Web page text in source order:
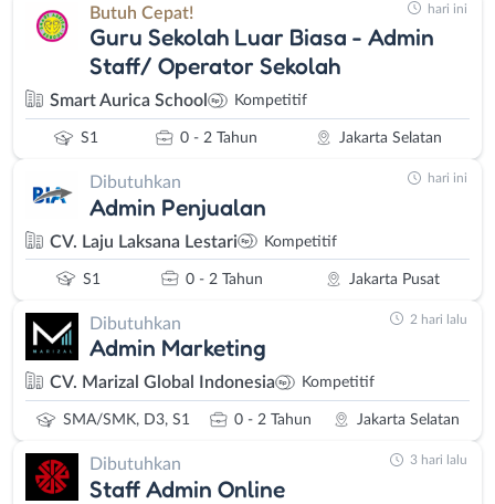
Butuh Cepat!
Guru Sekolah Luar Biasa - Admin
Staff/ Operator Sekolah
Smart Aurica School Kompetitif
S1 0 - 2 Tahun Jakarta Selatan
hari ini
Dibutuhkan
Admin Penjualan
CV. Laju Laksana Lestari Kompetitif
S1 0 - 2 Tahun Jakarta Pusat
hari ini
Dibutuhkan
Admin Marketing
CV. Marizal Global Indonesia Kompetitif
SMA/SMK, D3, S1 0 - 2 Tahun Jakarta Selatan
2 hari lalu
Dibutuhkan
Staff Admin Online
3 hari lalu